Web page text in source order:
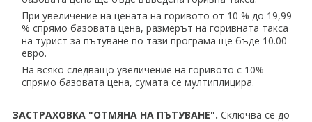
При увеличение на цената на горивото от 10 % до 19,99
% спрямо базовата цена, размерът на горивната такса
на турист за пътуване по тази програма ще бъде 10.00
евро.
На всяко следващо увеличение на горивото с 10%
спрямо базовата цена, сумата се мултиплицира.
ЗАСТРАХОВКА "ОТМЯНА НА ПЪТУВАНЕ". Сключва се до